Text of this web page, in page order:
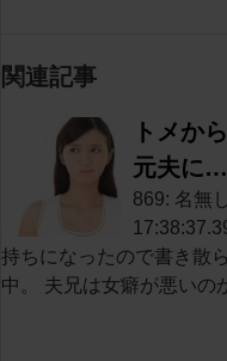
関連記事
トメか
元夫に…
869: 名無
持ちになったので書き散
中。 夫兄は女癖が悪いの